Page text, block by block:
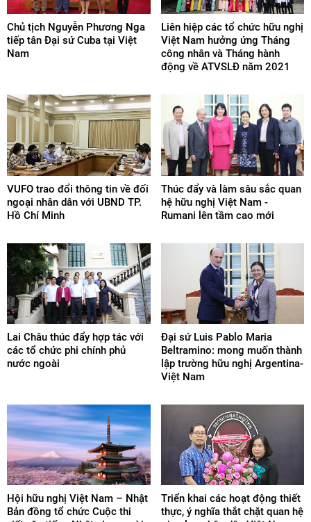
Chủ tịch Nguyễn Phương Nga
tiếp tân Đại sứ Cuba tại Việt
Nam
Liên hiệp các tổ chức hữu nghị
Việt Nam hưởng ứng Tháng
công nhân và Tháng hành
động về ATVSLĐ năm 2021
VUFO trao đổi thông tin về đối
ngoại nhân dân với UBND TP.
Hồ Chí Minh
Thúc đẩy và làm sâu sắc quan
hệ hữu nghị Việt Nam -
Rumani lên tầm cao mới
Lai Châu thúc đẩy hợp tác với
các tổ chức phi chính phủ
nước ngoài
Đại sứ Luis Pablo Maria
Beltramino: mong muốn thành
lập trường hữu nghị Argentina-
Việt Nam
Hội hữu nghị Việt Nam – Nhật
Bản đồng tổ chức Cuộc thi
Triển khai các hoạt động thiết
thực, ý nghĩa thắt chặt quan hệ